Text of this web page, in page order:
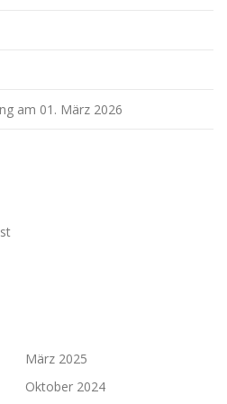
am 01. März 2026
März 2025
Oktober 2024